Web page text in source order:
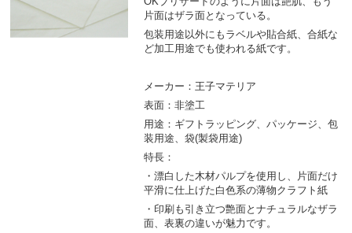
片面はザラ面となっている。
包装用途以外にもラベルや貼合紙、合紙な
ど加工用途でも使われる紙です。
メーカー：王子マテリア
表面：非塗工
用途：ギフトラッピング、パッケージ、包
装用途、袋(製袋用途)
特長：
・漂白した木材パルプを使用し、片面だけ
平滑に仕上げた白色系の薄物クラフト紙
・印刷も引き立つ艶面とナチュラルなザラ
面、表裏の違いが魅力です。